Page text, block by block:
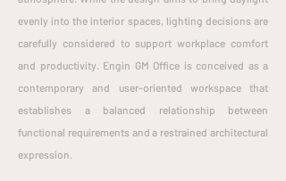
evenly into the interior spaces, lighting decisions are
carefully considered to support workplace comfort
and productivity. Engin GM Office is conceived as a
contemporary and user-oriented workspace that
establishes a balanced relationship between
functional requirements and a restrained architectural
expression.